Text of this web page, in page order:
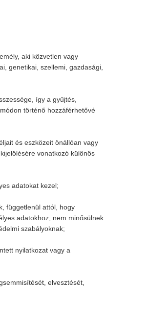
aki közvetlen vagy
genetikai, szellemi, gazdasági,
így a gyűjtés,
történő hozzáférhetővé
és eszközeit önállóan vagy
vonatkozó különös
adatokat kezel;
függetlenül attól, hogy
adatokhoz, nem minősülnek
szabályoknak;
nyilatkozat vagy a
elvesztését,